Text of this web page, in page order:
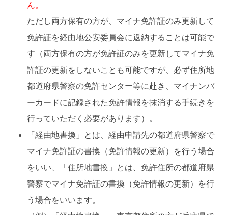
ん。
ただし両方保有の方が、マイナ免許証のみ更新して
免許証を経由地公安委員会に返納することは可能で
す（両方保有の方が免許証のみを更新してマイナ免
許証の更新をしないことも可能ですが、必ず住所地
都道府県警察の免許センター等に赴き、マイナンバ
ーカードに記録された免許情報を抹消する手続きを
行っていただく必要があります）。
「経由地書換」とは、経由申請先の都道府県警察で
マイナ免許証の書換（免許情報の更新）を行う場合
をいい、「住所地書換」とは、免許住所の都道府県
警察でマイナ免許証の書換（免許情報の更新）を行
う場合をいいます。